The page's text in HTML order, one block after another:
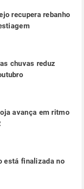
recupera rebanho
chuvas reduz
avança em ritmo
está finalizada no